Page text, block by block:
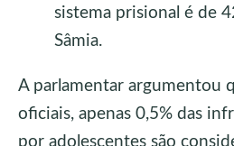
sistema prisional é de
Sâmia.
A parlamentar argumentou
oficiais, apenas 0,5% das
por adolescentes são